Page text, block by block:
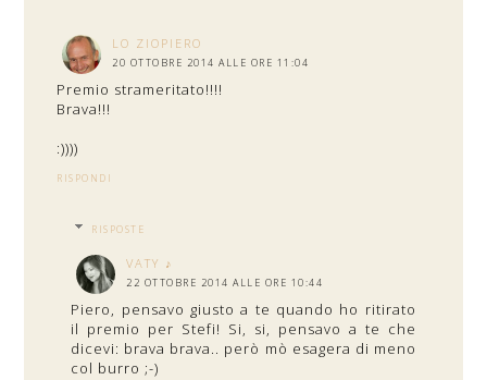
LO ZIOPIERO
20 OTTOBRE 2014 ALLE ORE 11:04
Premio strameritato!!!!
Brava!!!
:))))
RISPONDI
RISPOSTE
VATY ♪
22 OTTOBRE 2014 ALLE ORE 10:44
Piero, pensavo giusto a te quando ho ritirato
il premio per Stefi! Si, si, pensavo a te che
dicevi: brava brava.. però mò esagera di meno
col burro ;-)